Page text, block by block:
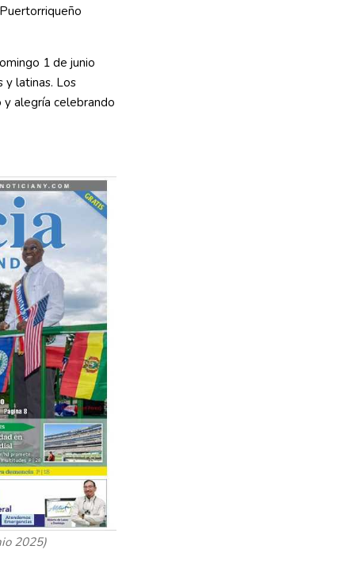
1 de junio
y latinas. Los
alegría celebrando
2025)